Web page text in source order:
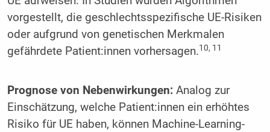
vorgestellt, die geschlechtsspezifische UE-Risiken
oder aufgrund von genetischen Merkmalen
gefährdete Patient:innen vorhersagen.10, 11
Prognose von Nebenwirkungen:Analog zur
Einschätzung, welche Patient:innen ein erhöhtes
Risiko für UE haben, können Machine-Learning-